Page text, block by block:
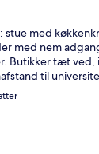
stue med
med nem
Butikker tæt ved,
til